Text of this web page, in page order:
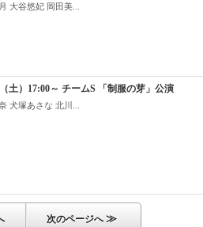
大谷悠妃 岡田美...
土）17:00～ チームS 「制服の芽」公演
犬塚あさな 北川...
次のページへ≫